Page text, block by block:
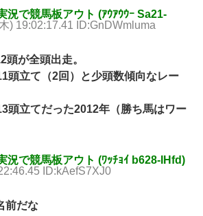
況で競馬板アウト (ｱｳｱｳｳｰ Sa21-
) 19:02:17.41 ID:GnDWmluma
頭が全頭出走。
頭立て（2回）と少頭数傾向なレー
頭立てだった2012年（勝ち馬はワー
況で競馬板アウト (ﾜｯﾁｮｲ b628-IHfd)
ID:kAefS7XJ0
前だな